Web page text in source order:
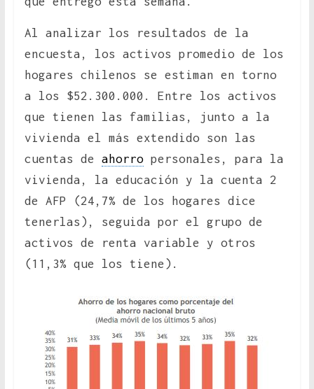
Al analizar los resultados de la
encuesta, los activos promedio de los
hogares chilenos se estiman en torno
a los $52.300.000. Entre los activos
que tienen las familias, junto a la
vivienda el más extendido son las
cuentas de ahorropersonales, para la
vivienda, la educación y la cuenta 2
de AFP (24,7% de los hogares dice
tenerlas), seguida por el grupo de
activos de renta variable y otros
(11,3% que los tiene).